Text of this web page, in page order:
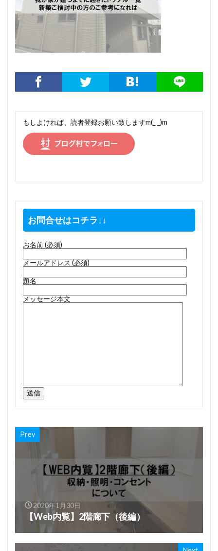
もしよければ、読者登録お願い致しますm(_ _)m
お問合せはコチラ↓↓
お名前 (必須)
メールアドレス (必須)
題名
メッセージ本文
Prev
2020年1月30日
【Web内覧】2階廊下（後編）